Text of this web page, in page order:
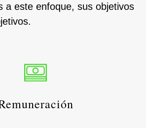
a este enfoque, sus objetivos